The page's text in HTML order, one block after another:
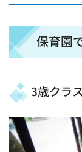
保育園
3歳クラス